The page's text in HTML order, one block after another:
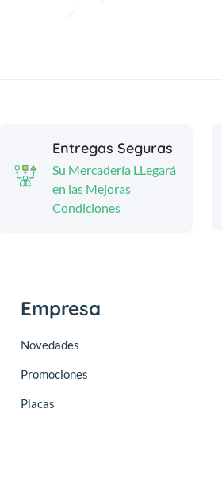
Entregas Seguras
Su Mercadería LLegará
en las Mejoras
Condiciones
Empresa
Novedades
Promociones
Placas